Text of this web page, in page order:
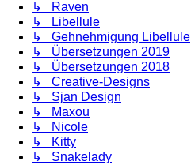
↳ Raven
↳ Libellule
↳ Gehnehmigung Libellule
↳ Übersetzungen 2019
↳ Übersetzungen 2018
↳ Creative-Designs
↳ Sjan Design
↳ Maxou
↳ Nicole
↳ Kitty
↳ Snakelady